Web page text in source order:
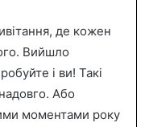
де кожен
Вийшло
і ви! Такі
Або
моментами року